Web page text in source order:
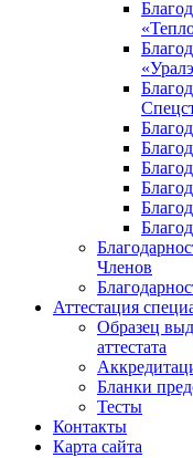
Членов
Аттестация
Образец
аттестата
Бланки
Тесты
Контакты
Карта сайта